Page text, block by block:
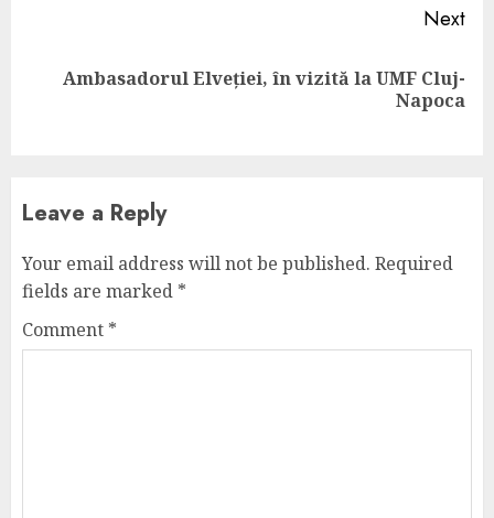
Next
NextAmbasadorul Elveției, în vizită la UMF Cluj-
Napoca
Leave a Reply
Your email address will not be published. Required
fields are marked *
Comment *